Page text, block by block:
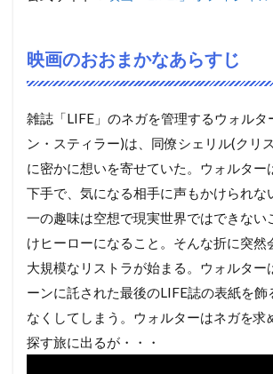
映画のおおまかなあらすじ
雑誌「LIFE」のネガを管理するウォルタ
ン・スティラー)は、同僚シェリル(クリ
に密かに想いを寄せていた。ウォルター
下手で、気になる相手に声もかけられな
一の趣味は空想で現実世界ではできない
けヒーローになること。そんな折に突然
大規模なリストラが始まる。ウォルター
ーンに託された最後のLIFE誌の表紙を飾
なくしてしまう。ウォルターはネガを求
探す旅に出るが・・・